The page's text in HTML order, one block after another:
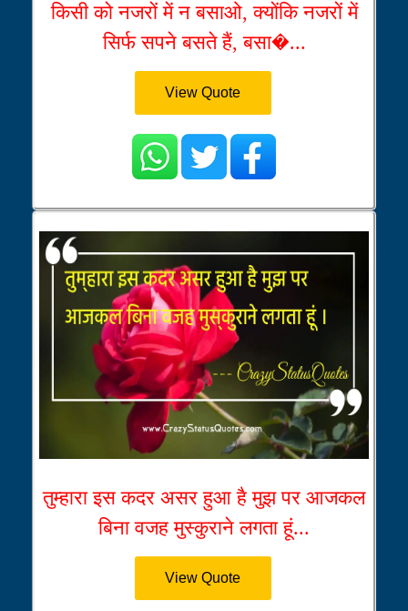
किसी को नजरों में न बसाओ, क्योंकि नजरों में
सिर्फ सपने बसते हैं, बसा�...
View Quote
तुम्हारा इस कदर असर हुआ है मुझ पर आजकल
बिना वजह मुस्कुराने लगता हूं...
View Quote